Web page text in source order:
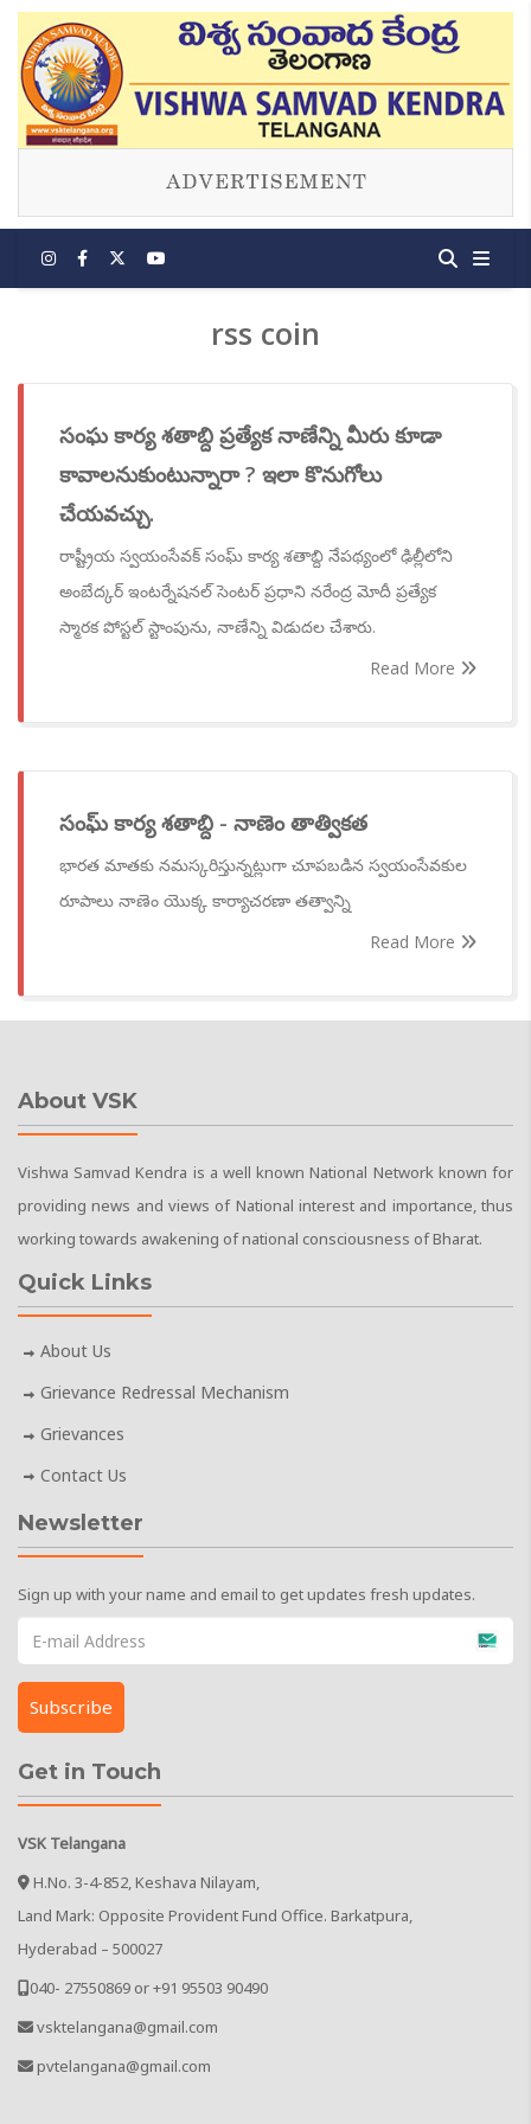
rss coin
సంఘ కార్య శతాబ్ది ప్రత్యేక నాణేన్ని మీరు కూడా
కావాలనుకుంటున్నారా ? ఇలా కొనుగోలు
చేయవచ్చు.
రాష్ట్రీయ స్వయంసేవక్ సంఘ్ కార్య శతాబ్ది నేపథ్యంలో ఢిల్లీలోని
అంబేద్కర్ ఇంటర్నేషనల్ సెంటర్ ప్రధాని నరేంద్ర మోదీ ప్రత్యేక
స్మారక పోస్టల్ స్టాంపును, నాణేన్ని విడుదల చేశారు.
Read More
సంఘ్ కార్య శతాబ్ది - నాణెం తాత్వికత
భారత మాతకు నమస్కరిస్తున్నట్లుగా చూపబడిన స్వయంసేవకుల
రూపాలు నాణెం యొక్క కార్యాచరణా తత్వాన్ని
Read More
About VSK
Vishwa Samvad Kendra is a well known National Network known for
providing news and views of National interest and importance, thus
working towards awakening of national consciousness of Bharat.
Quick Links
About Us
Grievance Redressal Mechanism
Grievances
Contact Us
Newsletter
Sign up with your name and email to get updates fresh updates.
Get in Touch
VSK Telangana
H.No. 3-4-852, Keshava Nilayam,
Land Mark: Opposite Provident Fund Office. Barkatpura,
Hyderabad – 500027
040- 27550869 or +91 95503 90490
vsktelangana@gmail.com
pvtelangana@gmail.com